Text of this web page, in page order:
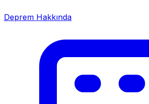
Deprem Hakkında